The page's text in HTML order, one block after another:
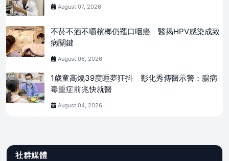
August 07, 2026
不菸不酒不嚼檳榔仍罹口咽癌 醫揭HPV感染成致
病關鍵
August 06, 2026
1歲童高燒39度睡夢狂抖 彰化秀傳醫示警：腸病
毒重症前兆快就醫
August 04, 2026
社群媒體